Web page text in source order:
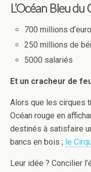
L’Océan Bleu
700 millions
250 millions de
5000 salariés
Et un cracheur de
Alors que les cirques
Océan rouge en
destinés à satisfaire
bancs en bois ; le
Leur idée ? Concilier